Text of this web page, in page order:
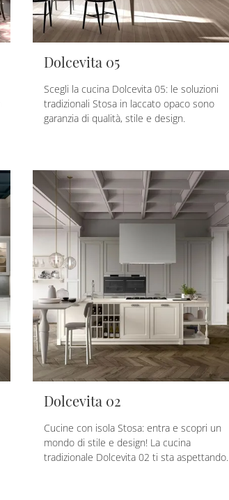
Dolcevita 05
Scegli la cucina Dolcevita 05: le soluzioni
tradizionali Stosa in laccato opaco sono
garanzia di qualità, stile e design.
Dolcevita 02
Cucine con isola Stosa: entra e scopri un
mondo di stile e design! La cucina
tradizionale Dolcevita 02 ti sta aspettando.